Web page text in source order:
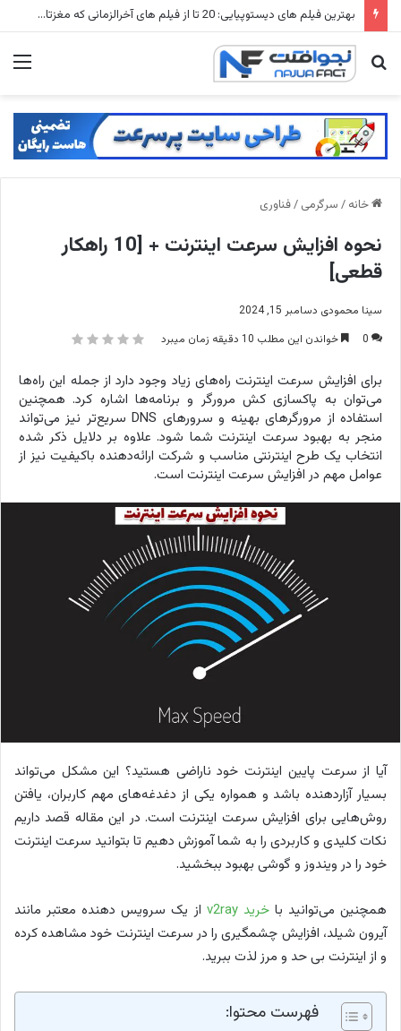
شهرهای متروکه جهان: ۱۵ شهر ارواح که زمانی میلیون ها نفر در آنها زندگی می کردند
جستجو
خانه / سرگرمی /فناوری
نحوه افزایش سرعت اینترنت + [10 راهکار
قطعی]
سینا محمودی دسامبر 15, 2024
0
خواندن این مطلب 10 دقیقه زمان میبرد
برای افزایش سرعت اینترنت راه‌های زیاد وجود دارد از جمله این راه‌ها
می‌توان به پاکسازی کش مرورگر و برنامه‌ها اشاره کرد. همچنین
استفاده از مرورگرهای بهینه و سرورهای DNS سریع‌تر نیز می‌تواند
منجر به بهبود سرعت اینترنت شما شود. علاوه بر دلایل ذکر شده
انتخاب یک طرح اینترنتی مناسب و شرکت ارائه‌دهنده باکیفیت نیز از
عوامل مهم در افزایش سرعت اینترنت است.
آیا از سرعت پایین اینترنت خود ناراضی هستید؟ این مشکل می‌تواند
بسیار آزاردهنده باشد و همواره یکی از دغدغه‌های مهم کاربران، یافتن
روش‌هایی برای افزایش سرعت اینترنت است. در این مقاله قصد داریم
نکات کلیدی و کاربردی را به شما آموزش دهیم تا بتوانید سرعت اینترنت
خود را در ویندوز و گوشی بهبود ببخشید.
همچنین می‌توانید باخرید v2ray
از یک سرویس دهنده معتبر مانند
آیرون شیلد، افزایش چشمگیری را در سرعت اینترنت خود مشاهده کرده
و از اینترنت بی حد و مرز لذت ببرید.
فهرست محتوا: